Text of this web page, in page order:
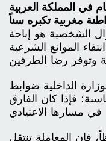
في المملكة العربية
مغربية تكبره سناً
الشخصية هو إباحة
الموانع الشرعية
الداخلية ضوابط
فإذا كان الفارق
فإن المعاملة تنتقل